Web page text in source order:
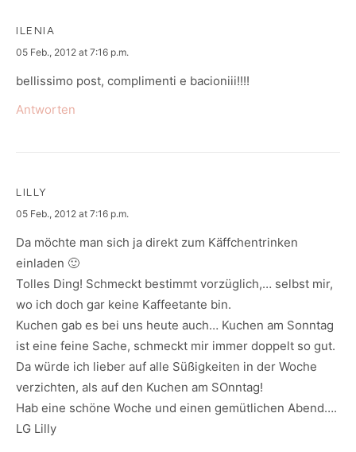
ILENIA
says:
05 Feb., 2012 at 7:16 p.m.
bellissimo post, complimenti e bacioniii!!!!
Antworten
LILLY
says:
05 Feb., 2012 at 7:16 p.m.
Da möchte man sich ja direkt zum Käffchentrinken
einladen 🙂
Tolles Ding! Schmeckt bestimmt vorzüglich,… selbst mir,
wo ich doch gar keine Kaffeetante bin.
Kuchen gab es bei uns heute auch… Kuchen am Sonntag
ist eine feine Sache, schmeckt mir immer doppelt so gut.
Da würde ich lieber auf alle Süßigkeiten in der Woche
verzichten, als auf den Kuchen am SOnntag!
Hab eine schöne Woche und einen gemütlichen Abend….
LG Lilly